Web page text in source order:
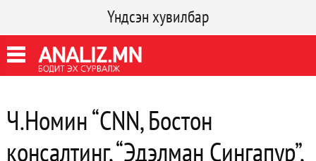
Үндсэн хувилбар
Ч.Номин “CNN, Бостон
консалтинг, “Эдэлман Сингапур”,